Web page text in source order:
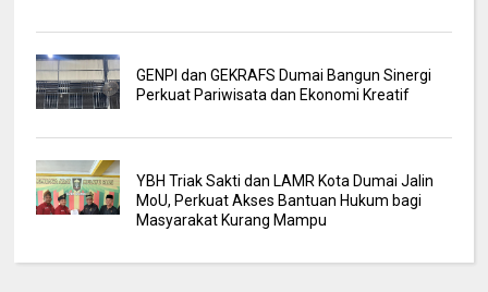
GENPI dan GEKRAFS Dumai Bangun Sinergi
Perkuat Pariwisata dan Ekonomi Kreatif
YBH Triak Sakti dan LAMR Kota Dumai Jalin
MoU, Perkuat Akses Bantuan Hukum bagi
Masyarakat Kurang Mampu